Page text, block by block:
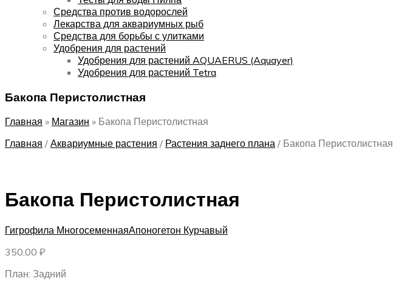
Средства против водорослей
Лекарства для аквариумных рыб
Средства для борьбы с улитками
Удобрения для растений
Удобрения для растений AQUAERUS (Aquayer)
Удобрения для растений Tetra
Бакопа Перистолистная
Главная » Магазин » Бакопа Перистолистная
Главная / Аквариумные растения / Растения заднего плана / Бакопа Перистолистная
Бакопа Перистолистная
Гигрофила МногосеменнаяАпоногетон Курчавый
350,00 ₽
План: Задний